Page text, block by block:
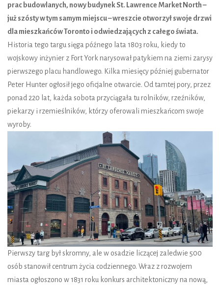
prac budowlanych, nowy budynek St. Lawrence Market North –
już szósty w tym samym miejscu – wreszcie otworzył swoje drzwi
dla mieszkańców Toronto i odwiedzających z całego świata.
Historia tego targu sięga późnego lata 1803 roku, kiedy to
wojskowy inżynier z Fort York narysował patykiem na ziemi zarysy
pierwszego placu handlowego. Kilka miesięcy później gubernator
Peter Hunter ogłosił jego oficjalne otwarcie. Od tamtej pory, przez
ponad 220 lat, każda sobota przyciągała tu rolników, rzeźników,
piekarzy i rzemieślników, którzy oferowali mieszkańcom swoje
wyroby.
Pierwszy targ był skromny, ale w osadzie liczącej zaledwie 500
osób stanowił centrum życia codziennego. Wraz z rozwojem
miasta ogłoszono w 1831 roku konkurs architektoniczny na nową,